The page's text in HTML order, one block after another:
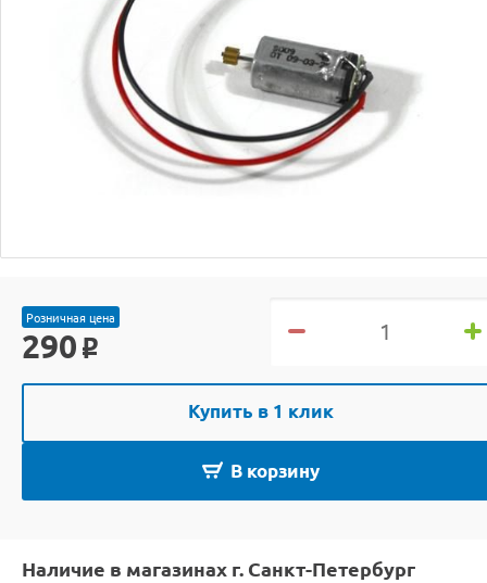
Розничная цена
290 o
Купить в 1 клик
В корзину
Наличие в магазинах г. Санкт-Петербург